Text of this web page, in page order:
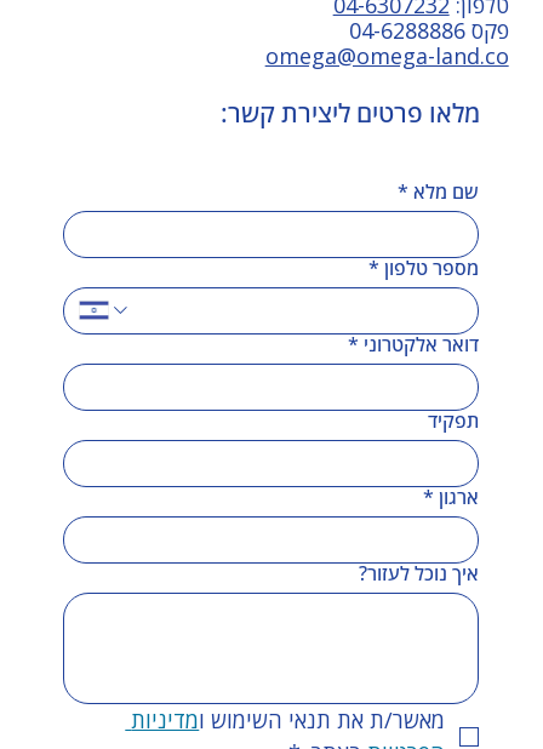
פקס 04-6288886
omega@omega-land.co
מלאו פרטים ליצירת קשר:
שם מלא *
מספר טלפון*
דואר אלקטרוני*
תפקיד
ארגון*
איך נוכל לעזור?
מאשר/ת את תנאי השימוש ו